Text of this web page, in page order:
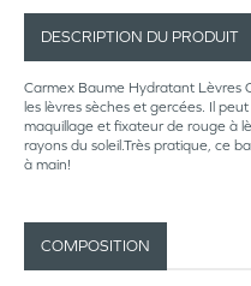
DESCRIPTION DU PRODUIT
Carmex Baume Hydratant Lèvres
les lèvres sèches et gercées. Il
maquillage et fixateur de rouge à
rayons du soleil.Très pratique, ce
à main!
COMPOSITION